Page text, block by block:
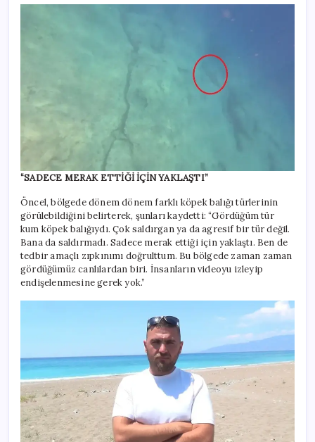
“SADECE MERAK ETTİĞİ İÇİN YAKLAŞTI”
Öncel, bölgede dönem dönem farklı köpek balığı türlerinin
görülebildiğini belirterek, şunları kaydetti: “Gördüğüm tür
kum köpek balığıydı. Çok saldırgan ya da agresif bir tür değil.
Bana da saldırmadı. Sadece merak ettiği için yaklaştı. Ben de
tedbir amaçlı zıpkınımı doğrulttum. Bu bölgede zaman zaman
gördüğümüz canlılardan biri. İnsanların videoyu izleyip
endişelenmesine gerek yok.”